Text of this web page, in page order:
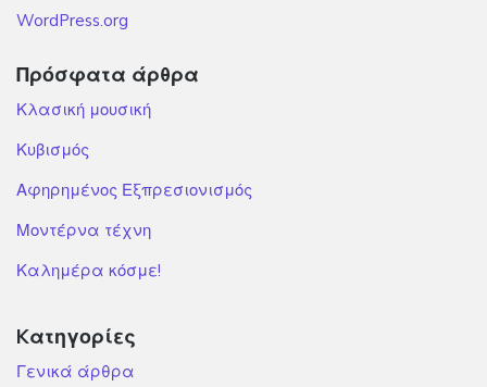
WordPress.org
Πρόσφατα άρθρα
Κλασική μουσική
Κυβισμός
Αφηρημένος Εξπρεσιονισμός
Μοντέρνα τέχνη
Καλημέρα κόσμε!
Kατηγορίες
Γενικά άρθρα